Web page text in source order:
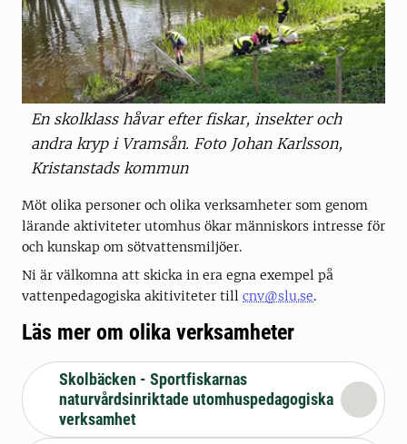
En skolklass håvar efter fiskar, insekter och
andra kryp i Vramsån. Foto Johan Karlsson,
Kristanstads kommun
Möt olika personer och olika verksamheter som genom
lärande aktiviteter utomhus ökar människors intresse för
och kunskap om sötvattensmiljöer.
Ni är välkomna att skicka in era egna exempel på
vattenpedagogiska akitiviteter till cnv@slu.se.
Läs mer om olika verksamheter
Skolbäcken - Sportfiskarnas
naturvårdsinriktade utomhuspedagogiska
verksamhet